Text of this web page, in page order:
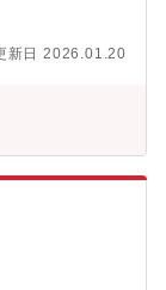
躍できる社風で
間を選ぶ事がで
ョップ」
て、お客様のご
ています。例え
お客様や、一
お客様に合わ
客満足度向上
方が多く、コミ
も馴染んでい
増員募集。【魅
の高い事業を
貢献性が高い事
新日 2026.01.20